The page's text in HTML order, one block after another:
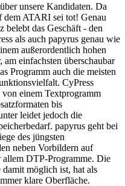
unsere Kandidaten. Da
dem ATARI sei tot! Genau
belebt das Geschäft - den
als auch papyrus genau wie
außerordentlich hohen
einfachsten überschaubar
Programm auch die meisten
CyPress
einem Textprogramm
bis
leidet jedoch die
papyrus geht bei
des jüngsten
neben Vorbildern auf
DTP-Programme. Die
möglich ist, hat als
klare Oberfläche.